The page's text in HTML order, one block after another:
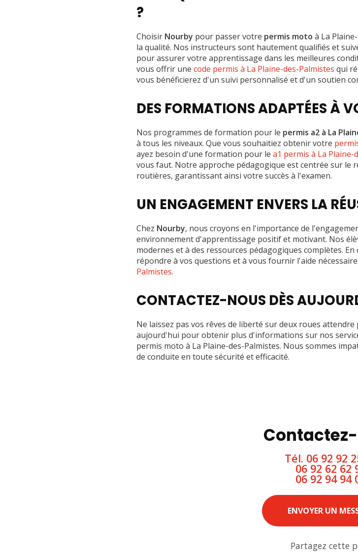
?
Choisir Nourby pour passer votre permis moto à La
la qualité. Nos instructeurs sont hautement qualifiés et
pour assurer votre apprentissage dans les meilleures
vous offrir une code permis à La Plaine-des-Palmistes qui
vous bénéficierez d'un suivi personnalisé et d'un soutien
DES FORMATIONS ADAPTÉES À
Nos programmes de formation pour le permis a2 à La
à tous les niveaux. Que vous souhaitiez obtenir votre
ayez besoin d'une formation pour le a1 permis à La Plaine-
vous faut. Notre approche pédagogique est centrée sur le
routières, garantissant ainsi votre succès à l'examen.
UN ENGAGEMENT ENVERS LA
Chez Nourby, nous croyons en l'importance de
environnement d'apprentissage positif et motivant. Nos
modernes et à des ressources pédagogiques complètes.
répondre à vos questions et à vous fournir l'aide
Palmistes.
CONTACTEZ-NOUS DÈS
Ne laissez pas vos rêves de liberté sur deux roues
aujourd'hui pour obtenir plus d'informations sur nos
permis moto à La Plaine-des-Palmistes. Nous sommes
de conduite en toute sécurité et efficacité.
Tél. 06 92 92
06 92 62 62
06 92 94 94
ENVOYER UN
Partagez cette